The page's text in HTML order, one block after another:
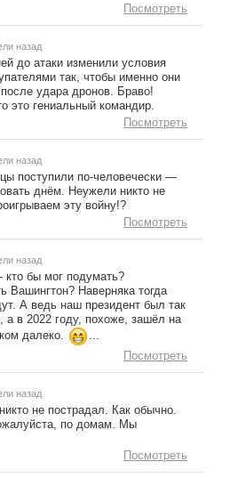
Посмотреть
назад
до атаки изменили условия
так, чтобы именно они
удара дронов. Браво!
это гениальный командир.
Посмотреть
назад
поступили по-человечески —
днём. Неужели никто не
эту войну!?
Посмотреть
назад
бы мог подумать?
Вашингтон? Наверняка тогда
А ведь наш президент был так
а в 2022 году, похоже, зашёл на
далеко.
...
Посмотреть
назад
не пострадал. Как обычно.
по домам. Мы
Посмотреть